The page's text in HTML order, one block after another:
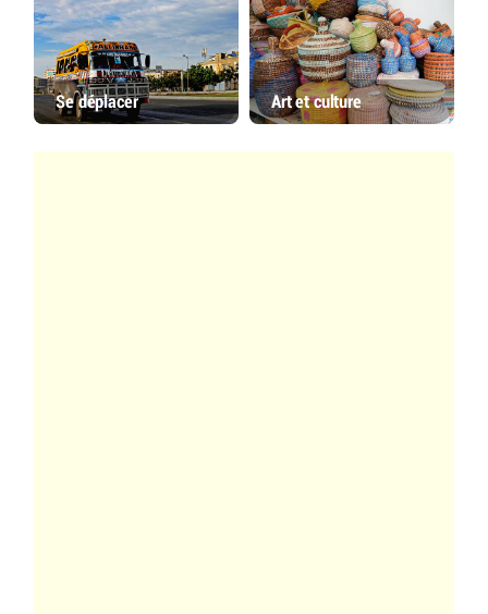
Se déplacer Art et culture